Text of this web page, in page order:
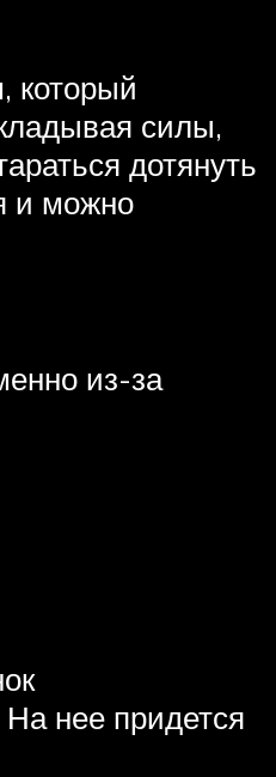
который
силы,
дотянуть
и можно
из-за
нее придется